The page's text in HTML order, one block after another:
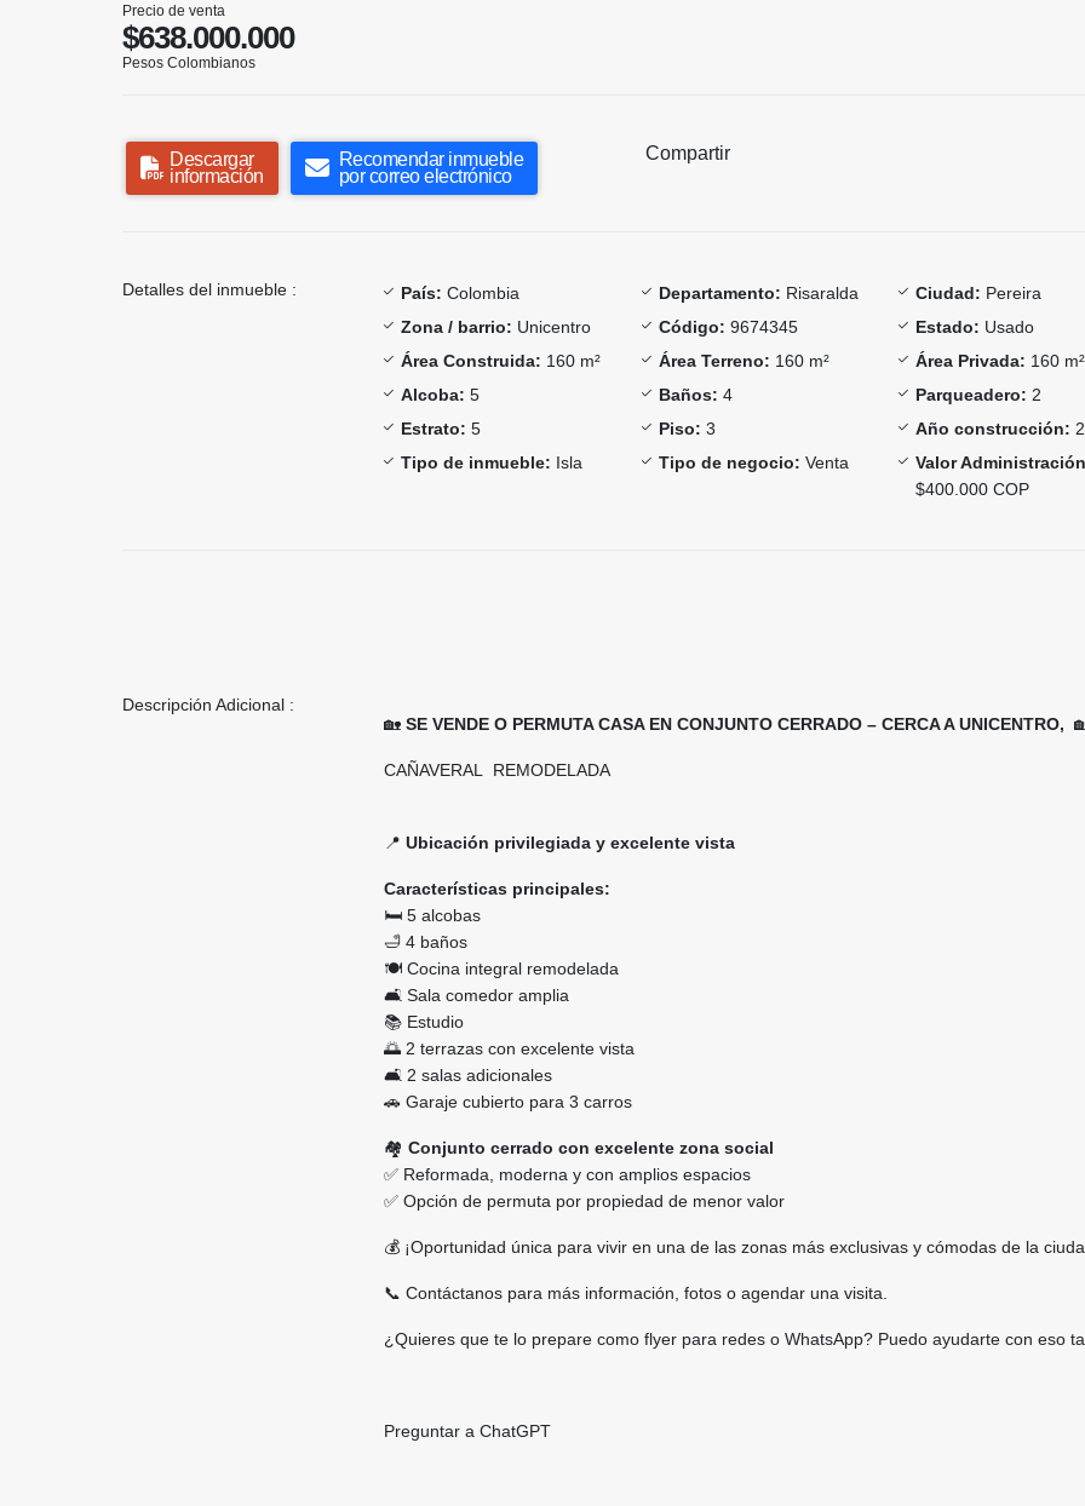
Precio de venta
$638.000.000
Pesos Colombianos
Descargar
información
Recomendar inmueble
por correo electrónico
Compartir
Detalles del inmueble : País: Colombia Departamento: Risaralda Ciudad: Pereira
Zona / barrio: Unicentro Código: 9674345 Estado: Usado
Área Construida: 160 m² Área Terreno: 160 m² Área Privada: 160 m²
Alcoba: 5 Baños: 4 Parqueadero: 2
Estrato: 5 Piso: 3 Año construcción:
Tipo de inmueble: Isla Tipo de negocio: Venta
Valor
$400.000 COP
Descripción Adicional :
🏡 SE VENDE O PERMUTA CASA EN CONJUNTO CERRADO – CERCA A UNICENTRO,
CAÑAVERAL REMODELADA
📍 Ubicación privilegiada y excelente vista
Características principales:
🛏️ 5 alcobas
🛁 4 baños
🍽️ Cocina integral remodelada
🛋️ Sala comedor amplia
📚 Estudio
🌅 2 terrazas con excelente vista
🛋️ 2 salas adicionales
🚗 Garaje cubierto para 3 carros
🏘️ Conjunto cerrado con excelente zona social
✅ Reformada, moderna y con amplios espacios
✅ Opción de permuta por propiedad de menor valor
💰 ¡Oportunidad única para vivir en una de las zonas más exclusivas y cómodas de la
📞 Contáctanos para más información, fotos o agendar una visita.
¿Quieres que te lo prepare como flyer para redes o WhatsApp? Puedo ayudarte con eso
Preguntar a ChatGPT